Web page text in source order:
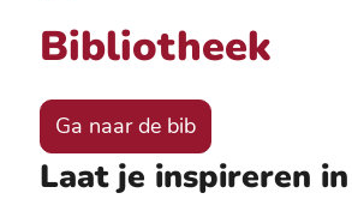
Bibliotheek
Ga naar de bib
Laat je inspireren